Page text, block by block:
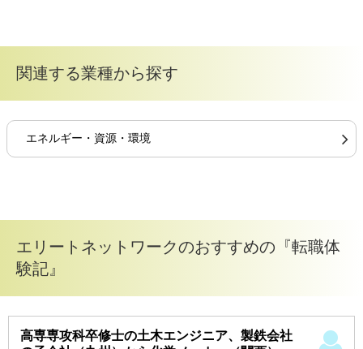
関連する業種から探す
エネルギー・資源・環境
エリートネットワークのおすすめの『転職体
験記』
高専専攻科卒修士の土木エンジニア、製鉄会社